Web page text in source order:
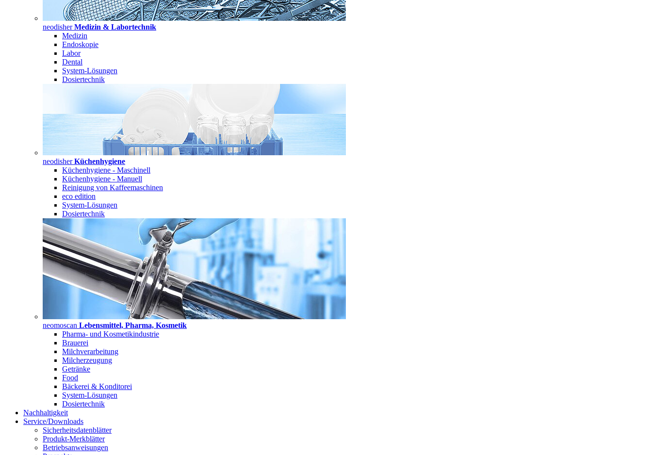
neodisherMedizin & Labortechnik
Medizin
Endoskopie
Labor
Dental
System-Lösungen
Dosiertechnik
neodisherKüchenhygiene
Küchenhygiene - Maschinell
Küchenhygiene - Manuell
Reinigung von Kaffeemaschinen
eco edition
System-Lösungen
Dosiertechnik
neomoscan Lebensmittel, Pharma, Kosmetik
Pharma- und Kosmetikindustrie
Brauerei
Milchverarbeitung
Milcherzeugung
Getränke
Food
Bäckerei & Konditorei
System-Lösungen
Dosiertechnik
Nachhaltigkeit
Service/Downloads
Sicherheitsdatenblätter
Produkt-Merkblätter
Betriebsanweisungen